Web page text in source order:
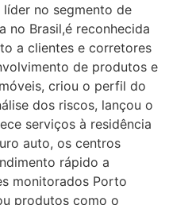
no segmento de
no Brasil,é reconhecida
a clientes e corretores
de produtos e
criou o perfil do
dos riscos, lançou o
serviços à residência
auto, os centros
rápido a
monitorados Porto
produtos como o